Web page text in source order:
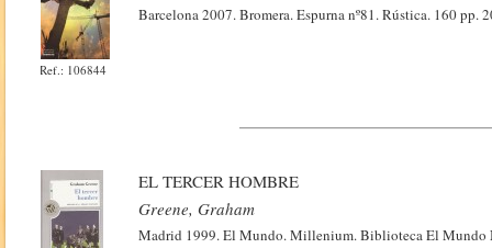
Ref.: 106844
Barcelona 2007. Bromera. Espurna nº81. Rústica. 160 pp.
EL TERCER HOMBRE
Greene, Graham
Madrid 1999. El Mundo. Millenium. Biblioteca El Mundo